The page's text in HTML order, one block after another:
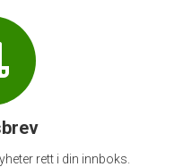
rett i din innboks.